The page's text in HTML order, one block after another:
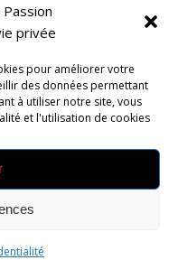
privée
pour améliorer votre
des données permettant
à utiliser notre site, vous
et l'utilisation de cookies
du soir